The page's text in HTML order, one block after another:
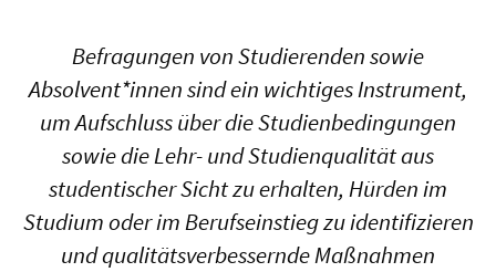
Befragungen von Studierenden sowie
Absolvent*innen sind ein wichtiges Instrument,
um Aufschluss über die Studienbedingungen
sowie die Lehr- und Studienqualität aus
studentischer Sicht zu erhalten, Hürden im
Studium oder im Berufseinstieg zu identifizieren
und qualitätsverbessernde Maßnahmen